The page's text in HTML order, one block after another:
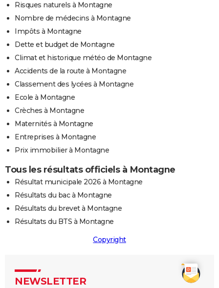
Risques naturels à Montagne
Nombre de médecins à Montagne
Impôts à Montagne
Dette et budget de Montagne
Climat et historique météo de Montagne
Accidents de la route à Montagne
Classement des lycées à Montagne
Ecole à Montagne
Crèches à Montagne
Maternités à Montagne
Entreprises à Montagne
Prix immobilier à Montagne
Tous les résultats officiels à Montagne
Résultat municipale 2026 à Montagne
Résultats du bac à Montagne
Résultats du brevet à Montagne
Résultats du BTS à Montagne
Copyright
NEWSLETTER